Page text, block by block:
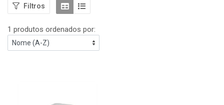
Filtros
1 produtos ordenados por: